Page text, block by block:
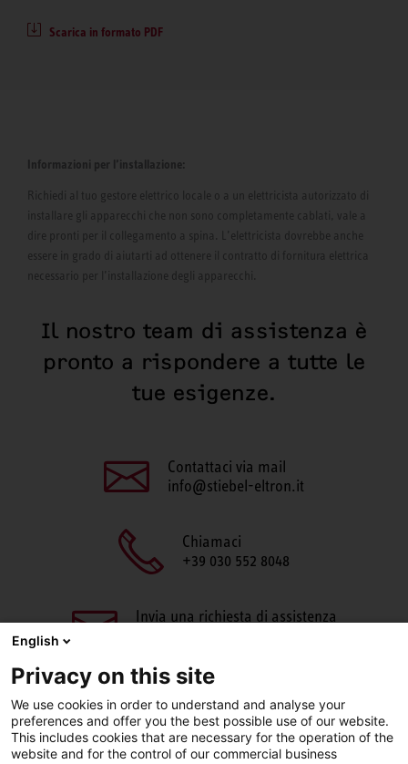
Scarica in formato PDF
Informazioni per l’installazione:
Richiedi al tuo gestore elettrico locale o a un elettricista autorizzato di
installare gli apparecchi che non sono completamente cablati, vale a
dire pronti per il collegamento a spina. L’elettricista dovrebbe anche
essere in grado di aiutarti ad ottenere il contratto di fornitura elettrica
necessario per l’installazione degli apparecchi.
Il nostro team di assistenza è
pronto a rispondere a tutte le
tue esigenze.
Contattaci via mail
info@stiebel-eltron.it
Chiamaci
+39 030 552 8048
Invia una richiesta di assistenza
English
Privacy on this site
We use cookies in order to understand and analyse your
preferences and offer you the best possible use of our website.
This includes cookies that are necessary for the operation of the
website and for the control of our commercial business